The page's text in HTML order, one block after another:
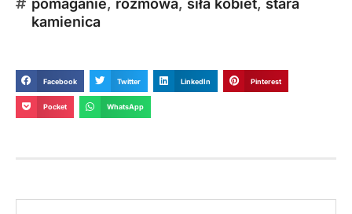
pomaganie, rozmowa, siła kobiet, stara
kamienica
Facebook Twitter LinkedIn Pinterest
Pocket WhatsApp